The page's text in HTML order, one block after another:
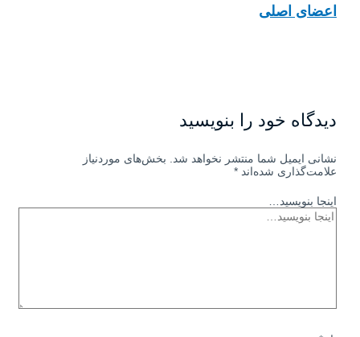
اعضای اصلی
دیدگاه‌ خود را بنویسید
نشانی ایمیل شما منتشر نخواهد شد. بخش‌های موردنیاز
علامت‌گذاری شده‌اند*
اینجا بنویسید…